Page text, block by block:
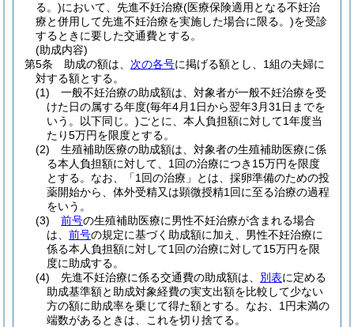
る。)において、先進不妊治療(医療保険適用となる不妊治
療と併用して先進不妊治療を実施した場合に限る。)を受診
するときに要した交通費とする。
(助成内容)
第5条
助成の額は、 次の各号に掲げる額とし、1組の夫婦に
対する額とする。
(1)
一般不妊治療の助成額は、対象者が一般不妊治療を受
けた日の属する年度(毎年4月1日から翌年3月31日までを
いう。以下同じ。)ごとに、本人負担額に対して1年度当
たり5万円を限度とする。
(2)
生殖補助医療の助成額は、対象者の生殖補助医療に係
る本人負担額に対して、1回の治療につき15万円を限度
とする。 なお、「1回の治療」とは、採卵準備のための投
薬開始から、体外受精又は顕微授精1回に至る治療の過程
をいう。
(3)
前号の生殖補助医療に男性不妊治療が含まれる場合
は、 前号の規定に基づく助成額に加え、男性不妊治療に
係る本人負担額に対して1回の治療に対して15万円を限
度に助成する。
(4)
先進不妊治療に係る交通費の助成額は、 別表に定める
助成基準額と助成対象経費の実支出額を比較して少ない
方の額に助成率を乗じて得た額とする。 なお、1円未満の
端数があるときは、これを切り捨てる。